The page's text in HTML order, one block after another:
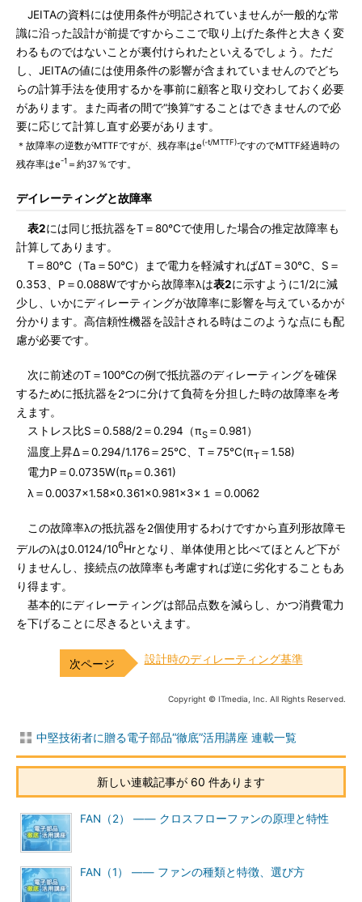
JEITAの資料には使用条件が明記されていませんが一般的な常
識に沿った設計が前提ですからここで取り上げた条件と大きく変
わるものではないことが裏付けられたといえるでしょう。ただ
し、JEITAの値には使用条件の影響が含まれていませんのでどち
らの計算手法を使用するかを事前に顧客と取り交わしておく必要
があります。また両者の間で“換算”することはできませんので必
要に応じて計算し直す必要があります。
＊故障率の逆数がMTTFですが、残存率はe(-t/MTTF)ですのでMTTF経過時の
残存率はe-1 ＝約37％です。
デイレーティングと故障率
表2には同じ抵抗器をT＝80℃で使用した場合の推定故障率も
計算してあります。
T＝80℃（Ta＝50℃）まで電力を軽減すればΔT＝30℃、S＝
0.353、P＝0.088Wですから故障率λは表2に示すように1/2に減
少し、いかにディレーティングが故障率に影響を与えているかが
分かります。高信頼性機器を設計される時はこのような点にも配
慮が必要です。
次に前述のT＝100℃の例で抵抗器のディレーティングを確保
するために抵抗器を2つに分けて負荷を分担した時の故障率を考
えます。
ストレス比S＝0.588/2＝0.294（πS ＝0.981）
温度上昇Δ＝0.294/1.176＝25℃、T＝75℃(πT ＝1.58)
電力P＝0.0735W(πP ＝0.361)
λ＝0.0037×1.58×0.361×0.981×3×１＝0.0062
この故障率λの抵抗器を2個使用するわけですから直列形故障モ
デルのλは0.0124/106Hrとなり、単体使用と比べてほとんど下が
りませんし、接続点の故障率も考慮すれば逆に劣化することもあ
り得ます。
基本的にディレーティングは部品点数を減らし、かつ消費電力
を下げることに尽きるといえます。
設計時のディレーティング基準
Copyright © ITmedia, Inc. All Rights Reserved.
中堅技術者に贈る電子部品“徹底”活用講座 連載一覧
新しい連載記事が 60 件あります
FAN（2） ―― クロスフローファンの原理と特性
FAN（1） ―― ファンの種類と特徴、選び方